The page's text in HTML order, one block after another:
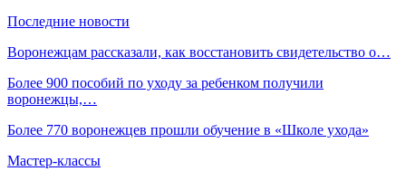
Последние новости
Воронежцам рассказали, как восстановить свидетельство о…
Более 900 пособий по уходу за ребенком получили
воронежцы,…
Более 770 воронежцев прошли обучение в «Школе ухода»
Мастер-классы